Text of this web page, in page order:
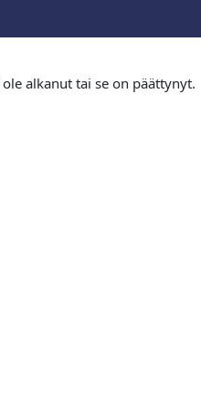
alkanut tai se on päättynyt.